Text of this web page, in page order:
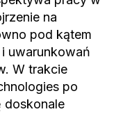
na
pod kątem
uwarunkowań
W trakcie
po
doskonale